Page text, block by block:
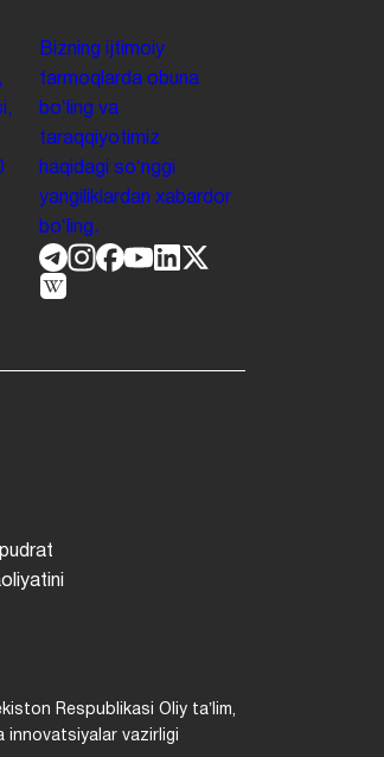
Bizning ijtimoiy
tarmoqlarda obuna
boʻling va
taraqqiyotimiz
haqidagi soʻnggi
yangiliklardan xabardor
boʻling.
Respublikasi Oliy taʼlim,
innovatsiyalar vazirligi